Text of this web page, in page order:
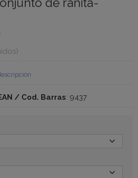
/ Cod. Barras: 9437